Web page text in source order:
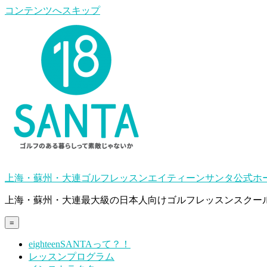
コンテンツへスキップ
上海・蘇州・大連ゴルフレッスンエイティーンサンタ公式ホ
上海・蘇州・大連最大級の日本人向けゴルフレッスンスクー
=
eighteenSANTAって？！
レッスンプログラム